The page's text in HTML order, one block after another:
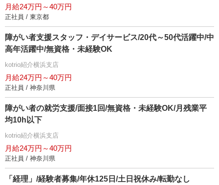
月給24万円～40万円
正社員 / 東京都
障がい者支援スタッフ・デイサービス/20代～50代活躍中/中
高年活躍中/無資格・未経験OK
kotrio紹介横浜支店
月給24万円～40万円
正社員 / 神奈川県
障がい者の就労支援/面接1回/無資格・未経験OK/月残業平
均10h以下
kotrio紹介横浜支店
月給24万円～40万円
正社員 / 神奈川県
「経理」/経験者募集/年休125日/土日祝休み/転勤なし